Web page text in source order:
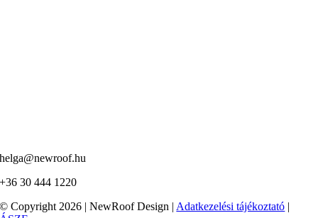
helga@newroof.hu
+36 30 444 1220
© Copyright 2026 | NewRoof Design | Adatkezelési tájékoztató |